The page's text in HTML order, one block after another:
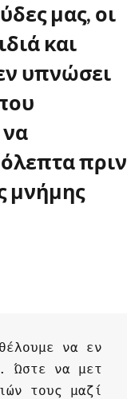
μας, οι
και
υπνώσει
να
πριν
μνήμης
να εν
Ώστε να μετ
τους μαζί